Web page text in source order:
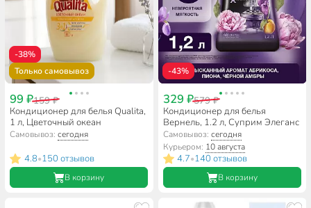
-38%
Только самовывоз
99 ₽159 ₽
Кондиционер для белья Qualita,
1 л, Цветочный океан
Самовывоз:сегодня
4.8•150 отзывов
В корзину
-43%
329 ₽579 ₽
Кондиционер для белья
Вернель, 1.2 л, Суприм Элеганс
Самовывоз: сегодня
Курьером: 10 августа
4.7•140 отзывов
В корзину